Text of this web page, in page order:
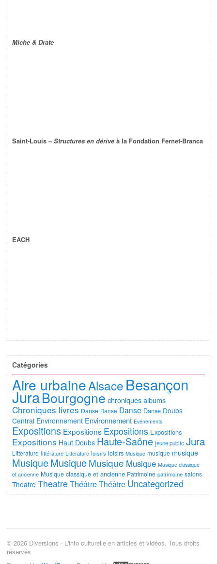
Miche & Drate
Saint-Louis –Structures en dérive à la Fondation Fernet-Branca
EACH
Catégories
Aire urbaineAlsace Besançon
JuraBourgogne chroniques albums
Chroniques livres Danse Danse Danse Danse Doubs
Central Environnement Environnement Evénements
Expositions Expositions Expositions Expositions
Expositions Haut Doubs Haute-Saône jeune public Jura
Littérature littérature Littérature loisirs loisirs Musique musique musique
MusiqueMusiqueMusique Musique Musique classique
et ancienne Musique classique et ancienne Patrimoine patrimoine salons
Theatre Theatre ThéâtreThéâtre Uncategorized
© 2026 Diversions - L'info culturelle en articles et vidéos. Tous droits
réservés